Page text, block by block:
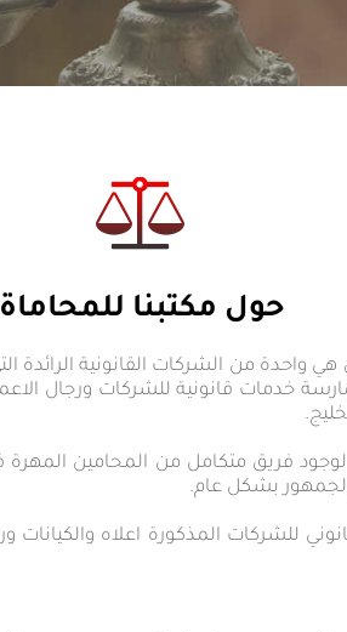
حول مكتبنا للمحاماة
واحدة من الشركات القانونية الرائدة
2002 وتقوم الشركة بممارسة خدمات قانونية
فريق متكامل من المحامين
بشكل عام.
للشركات المذكورة اعلاه